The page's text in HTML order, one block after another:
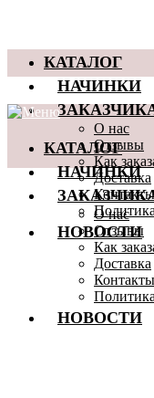
КАТАЛОГ
НАЧИНКИ
О нас
Отзывы
Как
Доставка
Контакты
НОВОСТИ
КАТАЛОГ
НАЧИНКИ
О нас
Отзывы
Как
Доставка
Контакты
НОВОСТИ